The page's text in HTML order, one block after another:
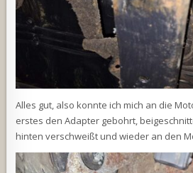
Alles gut, also konnte ich mich an die
erstes den Adapter gebohrt,
hinten verschweißt und wieder an den